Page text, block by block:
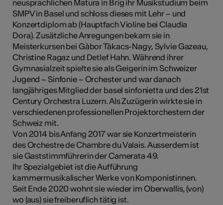
neusprachlichen Matura in Brig ihr Musikstudium beim
SMPV in Basel und schloss dieses mit Lehr – und
Konzertdiplom ab (Hauptfach Violine bei Claudia
Dora). Zusätzliche Anregungen bekam sie in
Meisterkursen bei Gàbor Tàkacs-Nagy, Sylvie Gazeau,
Christine Ragaz und Detlef Hahn. Während ihrer
Gymnasialzeit spielte sie als Geigerin im Schweizer
Jugend – Sinfonie – Orchester und war danach
langjähriges Mitglied der basel sinfonietta und des 21st
Century Orchestra Luzern. Als Zuzügerin wirkte sie in
verschiedenen professionellen Projektorchestern der
Schweiz mit.
Von 2014 bis Anfang 2017 war sie Konzertmeisterin
des Orchestre de Chambre du Valais. Ausserdem ist
sie Gaststimmführerin der Camerata 49.
Ihr Spezialgebiet ist die Aufführung
kammermusikalischer Werke von Komponistinnen.
Seit Ende 2020 wohnt sie wieder im Oberwallis, (von)
wo (aus) sie freiberuflich tätig ist.